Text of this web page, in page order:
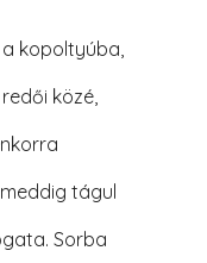
a kopoltyúba,
közé,
tágul
Sorba